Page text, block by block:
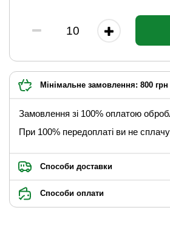
Мінімальне замовлення: 800 грн
Замовлення зі 100% оплатою
При 100% передоплаті ви не
Способи доставки
Способи оплати